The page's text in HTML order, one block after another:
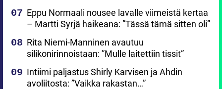
Eppu Normaali nousee lavalle viimeistä kertaa
– Martti Syrjä haikeana: ”Tässä tämä sitten oli”
Rita Niemi-Manninen avautuu
silikonirinnoistaan: ”Mulle laitettiin tissit”
Intiimi paljastus Shirly Karvisen ja Ahdin
avoliitosta: ”Vaikka rakastan…”